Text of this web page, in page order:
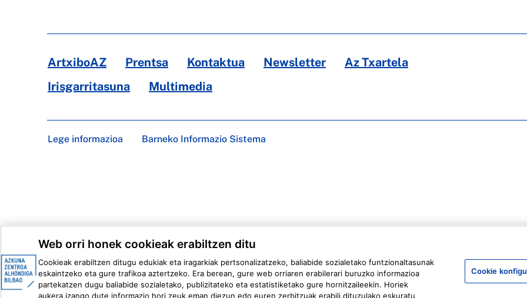
ArtxiboAZ Prentsa Kontaktua Newsletter
Az Txartela
Irisgarritasuna
Multimedia
Lege informazioa Barneko Informazio Sistema
Web orri honek cookieak erabiltzen ditu
Cookieak erabiltzen ditugu edukiak eta iragarkiak pertsonalizatzeko, baliabide sozialetako funtzionaltasunak
eskaintzeko eta gure trafikoa aztertzeko. Era berean, gure web orriaren erabilerari buruzko informazioa
partekatzen dugu baliabide sozialetako, publizitateko eta estatistiketako gure hornitzaileekin. Horiek
aukera izango dute informazio hori zeuk eman diezun edo euren zerbitzuak erabili dituzulako eskuratu
Cookie